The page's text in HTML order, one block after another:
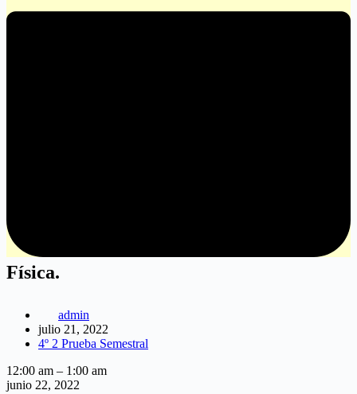
Física.
admin
julio 21, 2022
4º 2 Prueba Semestral
Física.
12:00 am – 1:00 am
junio 22, 2022